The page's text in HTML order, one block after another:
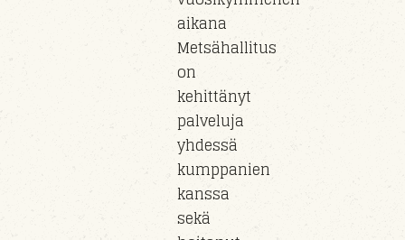
aikana
Metsähallitus
on
kehittänyt
palveluja
yhdessä
kumppanien
kanssa
sekä